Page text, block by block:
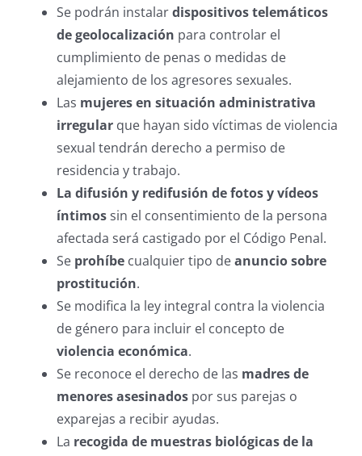
Se podrán instalardispositivos telemáticos
de geolocalización para controlar el
cumplimiento de penas o medidas de
alejamiento de los agresores sexuales.
Las mujeres en situación administrativa
irregular que hayan sido víctimas de violencia
sexual tendrán derecho a permiso de
residencia y trabajo.
La difusión y redifusión de fotos y vídeos
íntimossin el consentimiento de la persona
afectada será castigado por el Código Penal.
Se prohíbe cualquier tipo deanuncio sobre
prostitución.
Se modifica la ley integral contra la violencia
de género para incluir el concepto de
violencia económica.
Se reconoce el derecho de las madres de
menores asesinados por sus parejas o
exparejas a recibir ayudas.
La recogida de muestras biológicas de la